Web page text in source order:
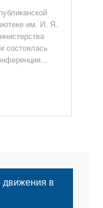
им. И. Я.
состоялась
движения в